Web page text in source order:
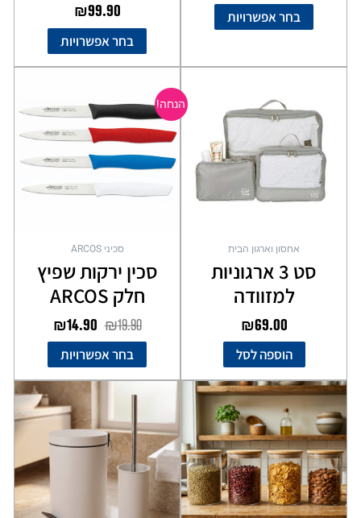
בחר אפשרויות ₪99.90
בחר אפשרויות
אחסון וארגון הבית
סט 3 ארגוניות
למזוודה
₪69.00
הוספה לסל
הנחה!
סכיני ARCOS
סכין ירקות שפיץ
חלק ARCOS
₪19.90
היה:
₪19.90.
₪14.90
הוא:
₪14.90.
בחר אפשרויות
יש
מספר
ניתן